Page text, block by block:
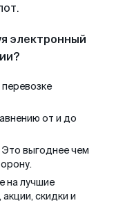
электронный
от и до
Это выгоднее чем
на лучшие
скидки и